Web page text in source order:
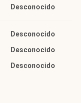
Desconocido
Desconocido
Desconocido
Desconocido